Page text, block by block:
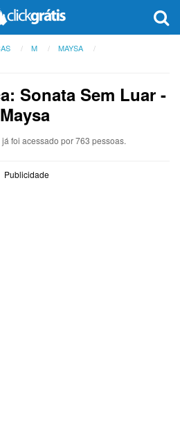
M
MAYSA
Sonata Sem Luar -
Maysa
foi acessado por 763 pessoas.
Publicidade